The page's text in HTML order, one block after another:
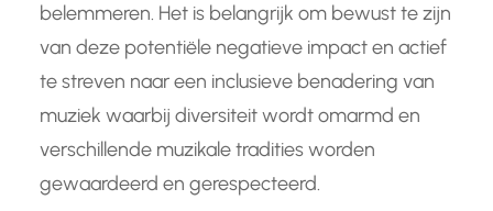
belemmeren. Het is belangrijk om bewust te zijn
van deze potentiële negatieve impact en actief
te streven naar een inclusieve benadering van
muziek waarbij diversiteit wordt omarmd en
verschillende muzikale tradities worden
gewaardeerd en gerespecteerd.